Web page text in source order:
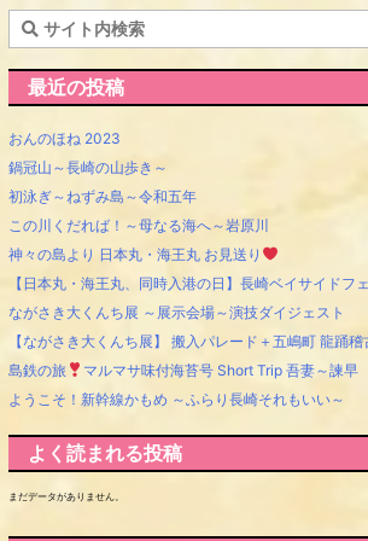
最近の投稿
おんのほね 2023
鍋冠山～長崎の山歩き～
初泳ぎ～ねずみ島～令和五年
この川くだれば！～母なる海へ～岩原川
神々の島より 日本丸・海王丸 お見送り
【日本丸・海王丸、同時入港の日】長崎ベイサイドフ
ながさき大くんち展 ～展示会場～演技ダイジェスト
【ながさき大くんち展】 搬入パレード＋五嶋町 龍踊稽
島鉄の旅
マルマサ味付海苔号 Short Trip 吾妻～諫早
ようこそ！新幹線かもめ ～ふらり長崎それもいい～
よく読まれる投稿
まだデータがありません。